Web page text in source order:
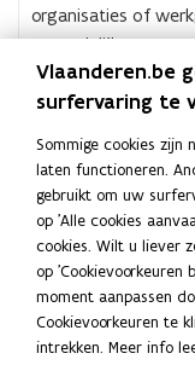
organisaties of
om redelijke
daarover zegt.
Meer details over
Deel deze pagina
L
i
n
k
e
K
o
p
i
e
Neem
Vlaanderen.be
surfervaring te
Sommige cookies
laten functioneren.
gebruikt om uw
op 'Alle cookies
cookies. Wilt u liever
op 'Cookievoorkeuren
moment aanpassen
Cookievoorkeuren te
intrekken. Meer info